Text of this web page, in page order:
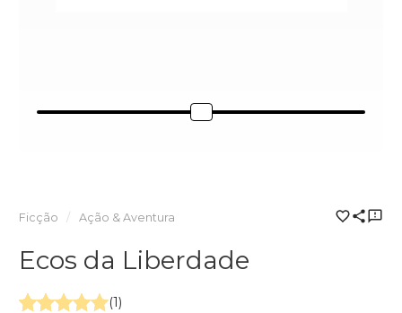
Ficção Ação & Aventura
Ecos da Liberdade
(1)